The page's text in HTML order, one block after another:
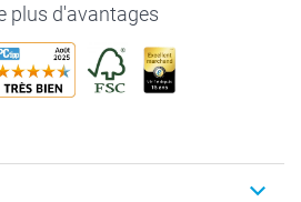
plus d'avantages